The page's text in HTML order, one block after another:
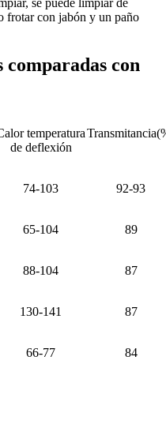
frotar con jabón y un paño
comparadas con
temperatura
de deflexión
Transmitancia
74-103 92-93
65-104 89
88-104 87
130-141 87
66-77 84